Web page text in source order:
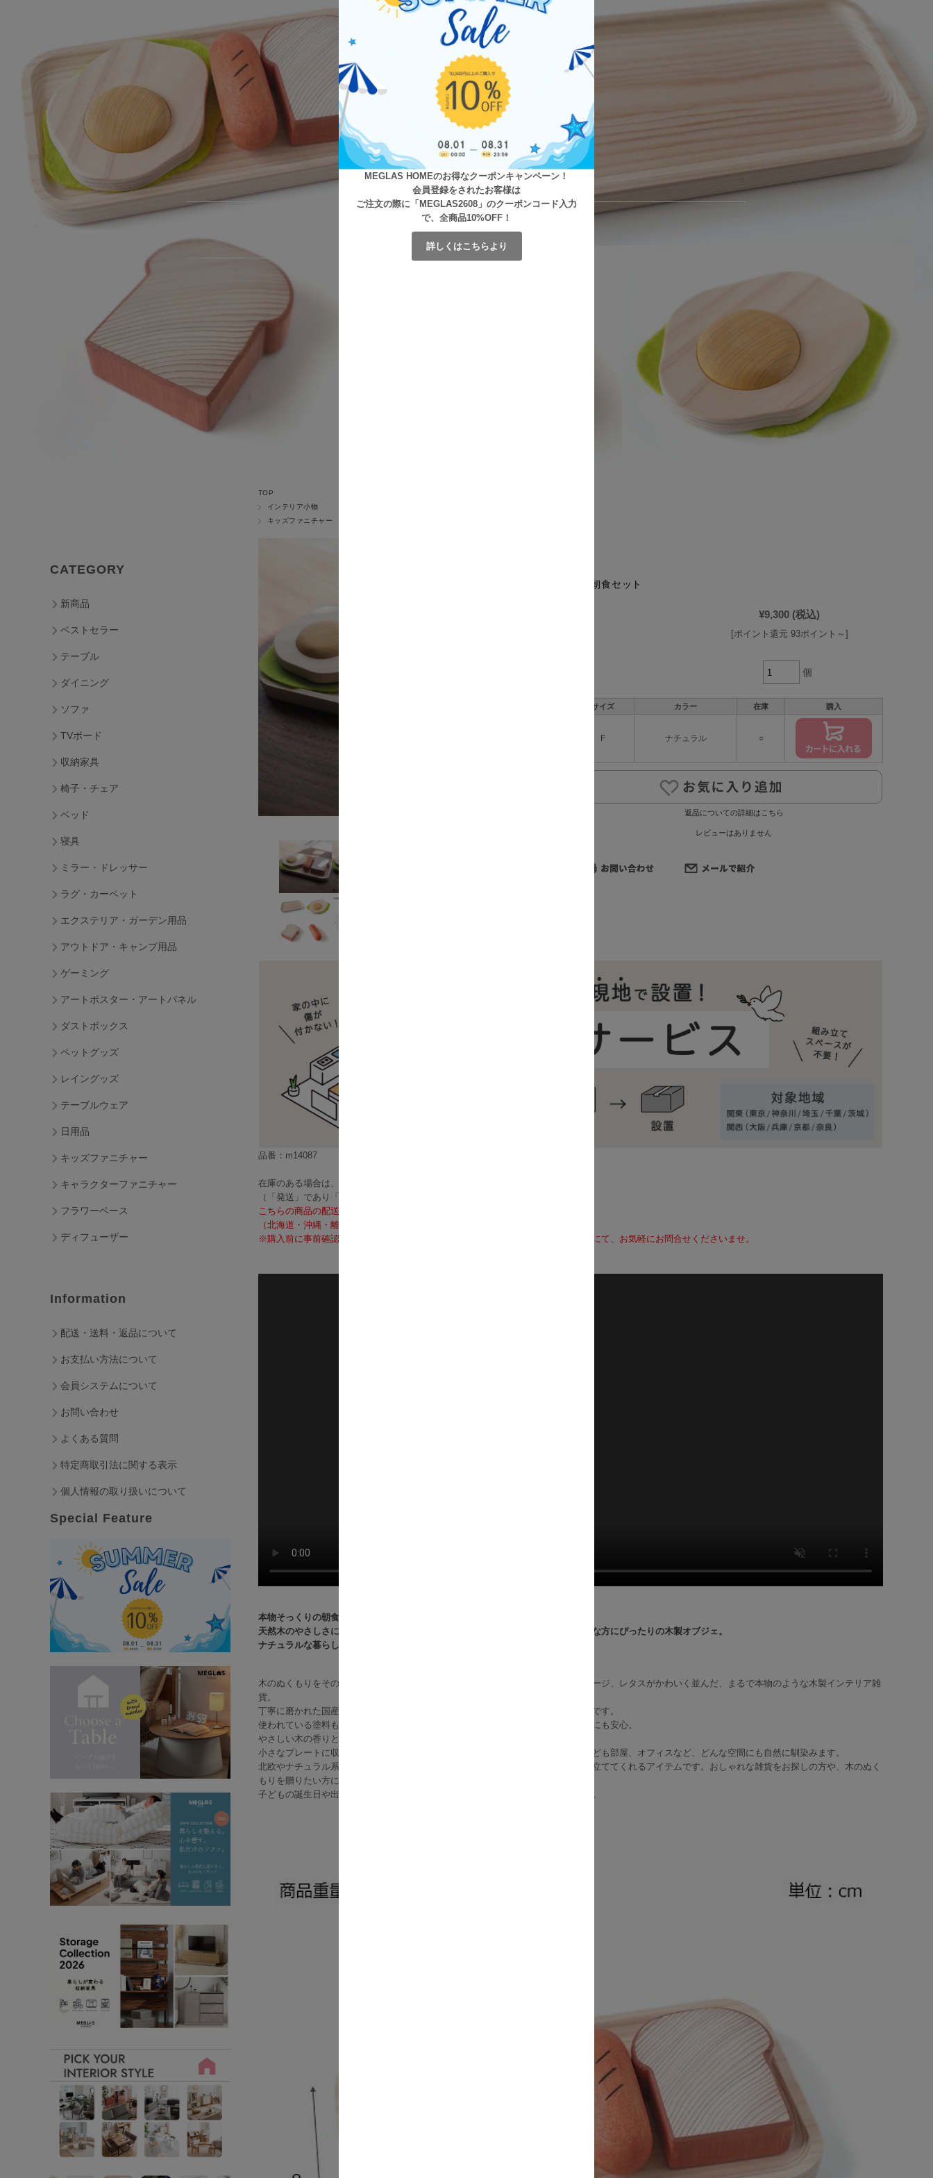
MEGLAS HOMEのお得なクーポンキャンペーン！
会員登録をされたお客様は
ご注文の際に「MEGLAS2608」のクーポンコード入力
で、全商品10%OFF！
詳しくはこちらより
TOP
インテリア小物
キッズファニチャー
森の朝食セット
¥9,300 (税込)
[ポイント還元 93ポイント～]
個
サイズ カラー 在庫 購入
F ナチュラル ○
返品についての詳細はこちら
レビューはありません
品番：m14087
在庫のある場合は、3～5営業日で発送いたします。
（「発送」であり「お届け」ではございませんのでご注意ください）
こちらの商品の配送料は無料となります。
（北海道・沖縄・離島への配送は、送料別途お見積りとなります）
※購入前に事前確認も可能となりますので、お電話（0120-155-339）またはメールにて、お気軽にお問合せくださいませ。
本物そっくりの朝食モチーフが心を和ませる。
天然木のやさしさに包まれた「森の朝食セット」は、家具・インテリア・雑貨好きな方にぴったりの木製オブジェ。
ナチュラルな暮らしに彩りを添える、癒しと遊び心を兼ねたインテリア雑貨です。
木のぬくもりをそのまま届ける「森の朝食セット」は、食パン、目玉焼き、ソーセージ、レタスがかわいく並んだ、まるで本物のような木製インテリア雑
貨。
丁寧に磨かれた国産ヒノキを使い、職人の手仕事でひとつひとつ仕上げられた逸品です。
使われている塗料も、食品衛生法に合格した国産塗料を一部使用しており、子どもにも安心。
やさしい木の香りと手触りが、心までほっと癒してくれます。
小さなプレートに収まったコンパクトなサイズで、リビング、玄関、キッチン、子ども部屋、オフィスなど、どんな空間にも自然に馴染みます。
北欧やナチュラル系の家具・インテリアとの相性も抜群で、空間をセンス良く引き立ててくれるアイテムです。おしゃれな雑貨をお探しの方や、木のぬく
もりを贈りたい方にぴったり。
子どもの誕生日や出産祝い、大人へのギフト、店舗ディスプレイにもおすすめです。
CATEGORY
新商品
ベストセラー
テーブル
ダイニング
ソファ
TVボード
収納家具
椅子・チェア
ベッド
寝具
ミラー・ドレッサー
ラグ・カーペット
エクステリア・ガーデン用品
アウトドア・キャンプ用品
ゲーミング
アートポスター・アートパネル
ダストボックス
ペットグッズ
レイングッズ
テーブルウェア
日用品
キッズファニチャー
キャラクターファニチャー
フラワーベース
ディフューザー
Information
配送・送料・返品について
お支払い方法について
会員システムについて
お問い合わせ
よくある質問
特定商取引法に関する表示
個人情報の取り扱いについて
Special Feature